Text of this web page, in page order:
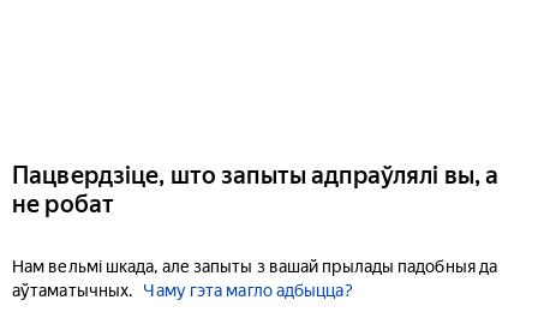
Пацвердзіце, што запыты адпраўлялі вы, а
не робат
Нам вельмі шкада, але запыты з вашай прылады падобныя да
аўтаматычных.
Чаму гэта магло адбыцца?